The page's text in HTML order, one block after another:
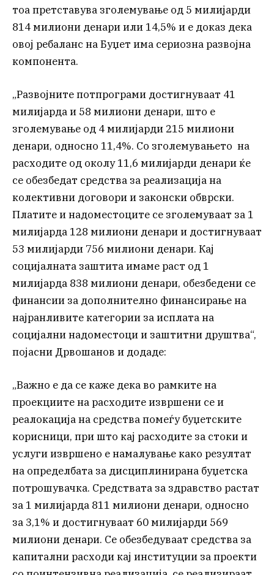
тоа претставува зголемување од 5 милијарди
814 милиони денари или 14,5% и е доказ дека
овој ребаланс на Буџет има сериозна развојна
компонента.
„Развојните потпрограми достигнуваат 41
милијарда и 58 милиони денари, што е
зголемување од 4 милијарди 215 милиони
денари, односно 11,4%. Со зголемувањето на
расходите од околу 11,6 милијарди денари ќе
се обезбедат средства за реализација на
колективни договори и законски обврски.
Платите и надоместоците се зголемуваат за 1
милијарда 128 милиони денари и достигнуваат
53 милијарди 756 милиони денари. Кај
социјалната заштита имаме раст од 1
милијарда 838 милиони денари, обезбедени се
финансии за дополнително финансирање на
најранливите категории за исплата на
социјални надоместоци и заштитни друштва“,
појасни Дрвошанов и додаде:
„Важно е да се каже дека во рамките на
проекциите на расходите извршени се и
реалокација на средства помеѓу буџетските
корисници, при што кај расходите за стоки и
услуги извршено е намалување како резултат
на определбата за дисциплинирана буџетска
потрошувачка. Средствата за здравство растат
за 1 милијарда 811 милиони денари, односно
за 3,1% и достигнуваат 60 милијарди 569
милиони денари. Се обезбедуваат средства за
капитални расходи кај институции за проекти